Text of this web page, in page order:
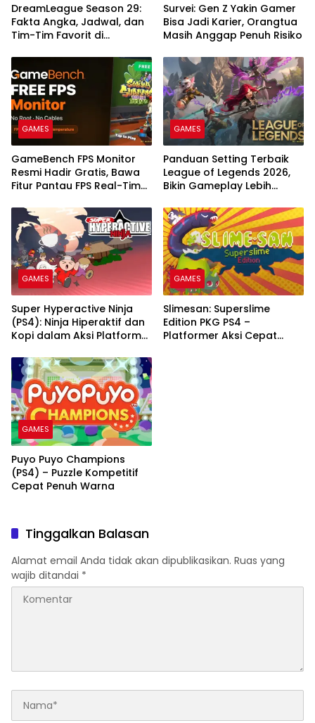
DreamLeague Season 29:
Fakta Angka, Jadwal, dan
Tim-Tim Favorit di
Bergengsi
Survei: Gen Z Yakin Gamer
Bisa Jadi Karier, Orangtua
Masih Anggap Penuh Risiko
GAMES
GameBench FPS Monitor
Resmi Hadir Gratis, Bawa
Fitur Pantau FPS Real-Time
GAMES
Panduan Setting Terbaik
League of Legends 2026,
Bikin Gameplay Lebih
GAMES
Super Hyperactive Ninja
(PS4): Ninja Hiperaktif dan
Kopi dalam Aksi Platformer
GAMES
Slimesan: Superslime
Edition PKG PS4 –
Platformer Aksi Cepat
GAMES
Puyo Puyo Champions
(PS4) – Puzzle Kompetitif
Cepat Penuh Warna
Tinggalkan Balasan
Alamat email Anda tidak akan dipublikasikan. Ruas yang
wajib ditandai *